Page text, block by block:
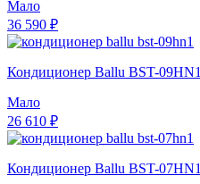
Мало
36 590 ₽
Кондиционер Ballu BST-09HN1
Мало
26 610 ₽
Кондиционер Ballu BST-07HN1